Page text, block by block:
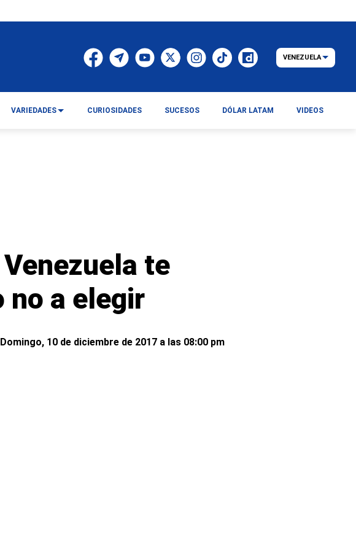
te
no a elegir
Domingo, 10 de diciembre de 2017 a las 08:00 pm
VENEZUELA
VARIEDADES CURIOSIDADES SUCESOS DÓLAR LATAM VIDEOS